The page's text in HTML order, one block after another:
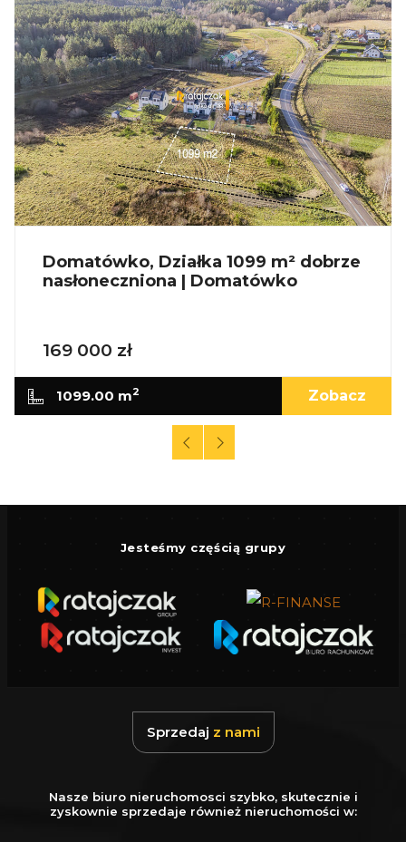
Domatówko, Działka 1099 m² dobrze
nasłoneczniona | Domatówko
169 000 zł
1099.00 m2 Zobacz
Jesteśmy częścią grupy
Sprzedaj z nami
Nasze biuro nieruchomosci szybko, skutecznie i
zyskownie sprzedaje również nieruchomości w: